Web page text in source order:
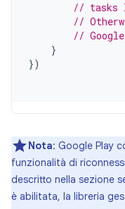
// tasks
//
//
}
})
Nota: Google Play
funzionalità di
descritto nella sezione
è abilitata, la libreria